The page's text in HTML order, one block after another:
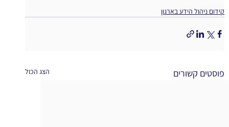
קידום ניהול הידע בארגון
פוסטים קשורים הצג הכול